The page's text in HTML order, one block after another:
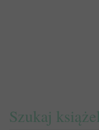
Szukaj